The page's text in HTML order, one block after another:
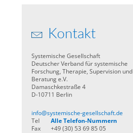
Kontakt
Systemische Gesellschaft
Deutscher Verband für systemische
Forschung, Therapie, Supervision und
Beratung e.V.
Damaschkestraße 4
D-10711 Berlin
info@systemische-gesellschaft.de
Tel
Alle Telefon-Nummern
Fax
+49 (30) 53 69 85 05